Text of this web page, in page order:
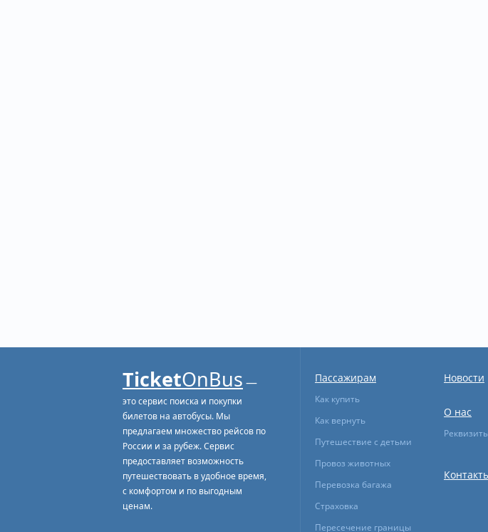
TicketOnBus —
это сервис поиска и покупки
билетов на автобусы. Мы
предлагаем множество рейсов по
России и за рубеж. Сервис
предоставляет возможность
путешествовать в удобное время,
с комфортом и по выгодным
ценам.
Пассажирам
Как купить
Как вернуть
Путешествие с детьми
Провоз животных
Перевозка багажа
Страховка
Пересечение границы
Новости
О нас
Реквизиты